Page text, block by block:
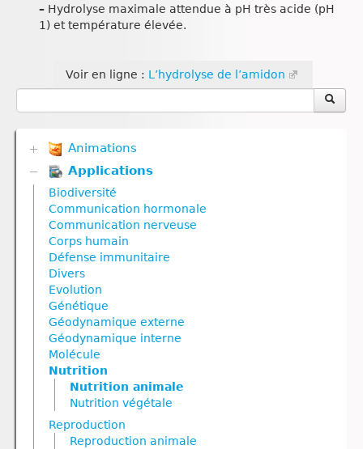
– Hydrolyse maximale attendue à pH très acide (pH
1) et température élevée.
Voir en ligne : L’hydrolyse de l’amidon
Animations
Biodiversité
Communication hormonale
Communication nerveuse
Corps humain
Défense immunitaire
Divers
Génétique
Géodynamique externe
Géodynamique interne
Nutrition
Nutrition animale
Nutrition végétale
Reproduction
Reproduction animale
Reproduction végétale
Ressources naturelles et pollution
Applications
Biodiversité
Communication hormonale
Communication nerveuse
Corps humain
Défense immunitaire
Divers
Evolution
Génétique
Géodynamique externe
Géodynamique interne
Molécule
Nutrition
Nutrition animale
Nutrition végétale
Reproduction
Reproduction animale